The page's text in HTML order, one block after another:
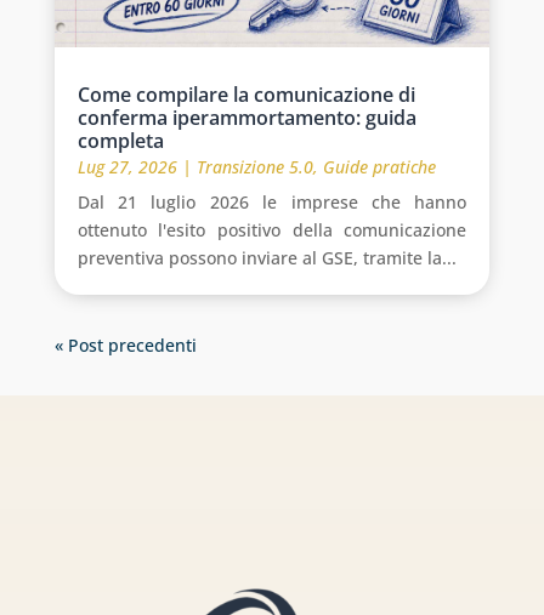
Come compilare la comunicazione di
conferma iperammortamento: guida
completa
Lug 27, 2026| Transizione 5.0, Guide pratiche
Dal 21 luglio 2026 le imprese che hanno
ottenuto l'esito positivo della comunicazione
preventiva possono inviare al GSE, tramite la...
« Post precedenti